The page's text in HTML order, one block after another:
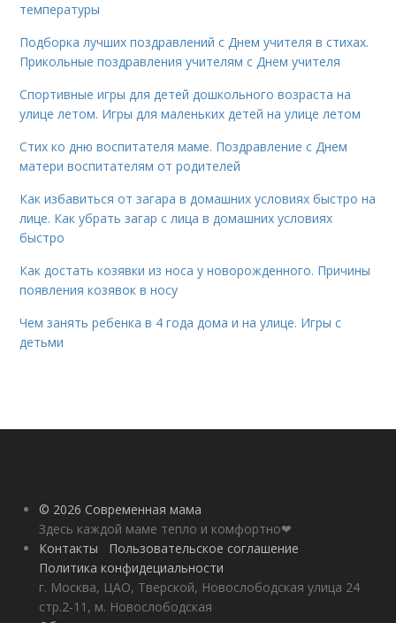
температуры
Подборка лучших поздравлений с Днем учителя в стихах.
Прикольные поздравления учителям с Днем учителя
Спортивные игры для детей дошкольного возраста на
улице летом. Игры для маленьких детей на улице летом
Стих ко дню воспитателя маме. Поздравление с Днем
матери воспитателям от родителей
Как избавиться от загара в домашних условиях быстро на
лице. Как убрать загар с лица в домашних условиях
быстро
Как достать козявки из носа у новорожденного. Причины
появления козявок в носу
Чем занять ребенка в 4 года дома и на улице. Игры с
детьми
© 2026 Современная мама
Здесь каждой маме тепло и комфортно❤
Контакты
Пользовательское соглашение
Политика конфидециальности
г. Москва, ЦАО, Тверской, Новослободская улица 24
стр.2-11, м. Новослободская